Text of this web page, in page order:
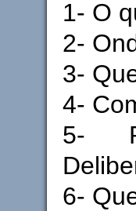
1- O
2-
3-
4-
5-
6-